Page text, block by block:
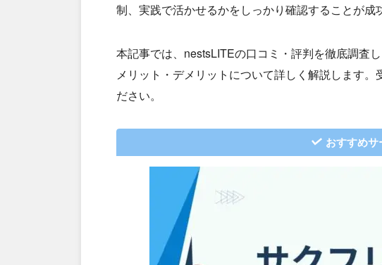
制、実践で活かせるかをしっかり確認することが成
本記事では、nestsLITEの口コミ・評判を徹底調査
メリット・デメリットについて詳しく解説します
ださい。
おすすめサ